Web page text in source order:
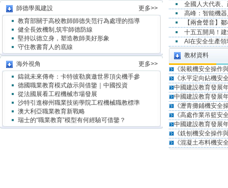
師德學風建設
更多>>
教育部關于高校教師師德失范行為處理的指導
健全長效機制,筑牢師德防線
堅持以德立身，塑造教師美好形象
守住教書育人的底線
海外視角
更多>>
鑄就未來傳奇：卡特彼勒廣邀世界頂尖機手參
德國職業教育模式啟示與借鑒｜中國投資
從法國展看工程機械市場發展
沙特引進柳州職業技術學院工程機械職教標準
澳大利亞職業教育新戰略
瑞士的“職業教育”模型有何經驗可借鑒？
全國人大代表
高峰：智能機
【兩會聲音】
十五五開局！
AI在安全生產
教材資料
《裝載機安全操作
《水平定向鉆機安
中國建設教育發展
中國建設教育發展
《瀝青攤鋪機安全
《高處作業吊籃安
中國建設教育發展
《銑刨機安全操作
《混凝土布料機安